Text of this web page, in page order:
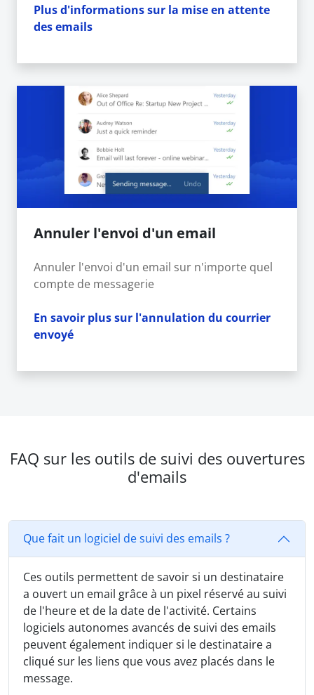
Plus d'informations sur la mise en attente
des emails
Annuler l'envoi d'un email
Annuler l'envoi d'un email sur n'importe quel
compte de messagerie
En savoir plus sur l'annulation du courrier
envoyé
FAQ sur les outils de suivi des ouvertures
d'emails
Que fait un logiciel de suivi des emails ?
Ces outils permettent de savoir si un destinataire
a ouvert un email grâce à un pixel réservé au suivi
de l'heure et de la date de l'activité. Certains
logiciels autonomes avancés de suivi des emails
peuvent également indiquer si le destinataire a
cliqué sur les liens que vous avez placés dans le
message.